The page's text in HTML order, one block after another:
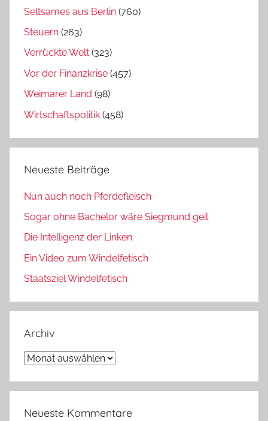
Seltsames aus Berlin (760)
Steuern (263)
Verrückte Welt (323)
Vor der Finanzkrise (457)
Weimarer Land (98)
Wirtschaftspolitik (458)
Neueste Beiträge
Nun auch noch Pferdefleisch
Sogar ohne Bachelor wäre Siegmund geil
Die Intelligenz der Linken
Ein Video zum Windelfetisch
Staatsziel Windelfetisch
Archiv
Archiv
Neueste Kommentare